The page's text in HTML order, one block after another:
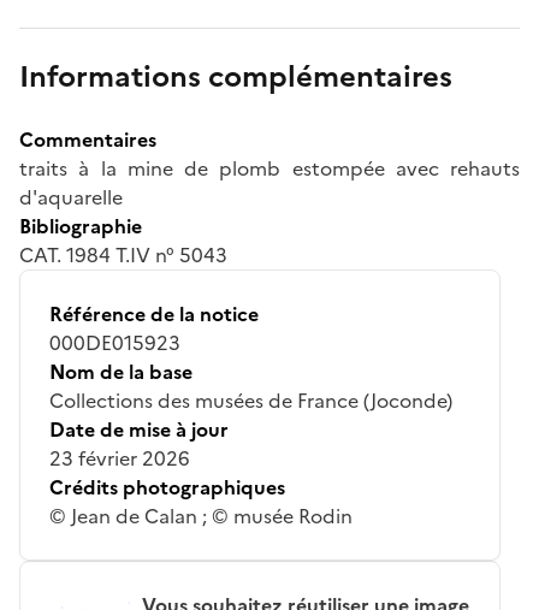
Informations complémentaires
Commentaires
traits à la mine de plomb estompée avec rehauts
d'aquarelle
Bibliographie
CAT. 1984 T.IV n° 5043
Référence de la notice
000DE015923
Nom de la base
Collections des musées de France (Joconde)
Date de mise à jour
23 février 2026
Crédits photographiques
© Jean de Calan ; © musée Rodin